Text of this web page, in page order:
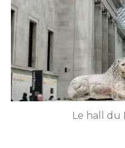
Le hall du